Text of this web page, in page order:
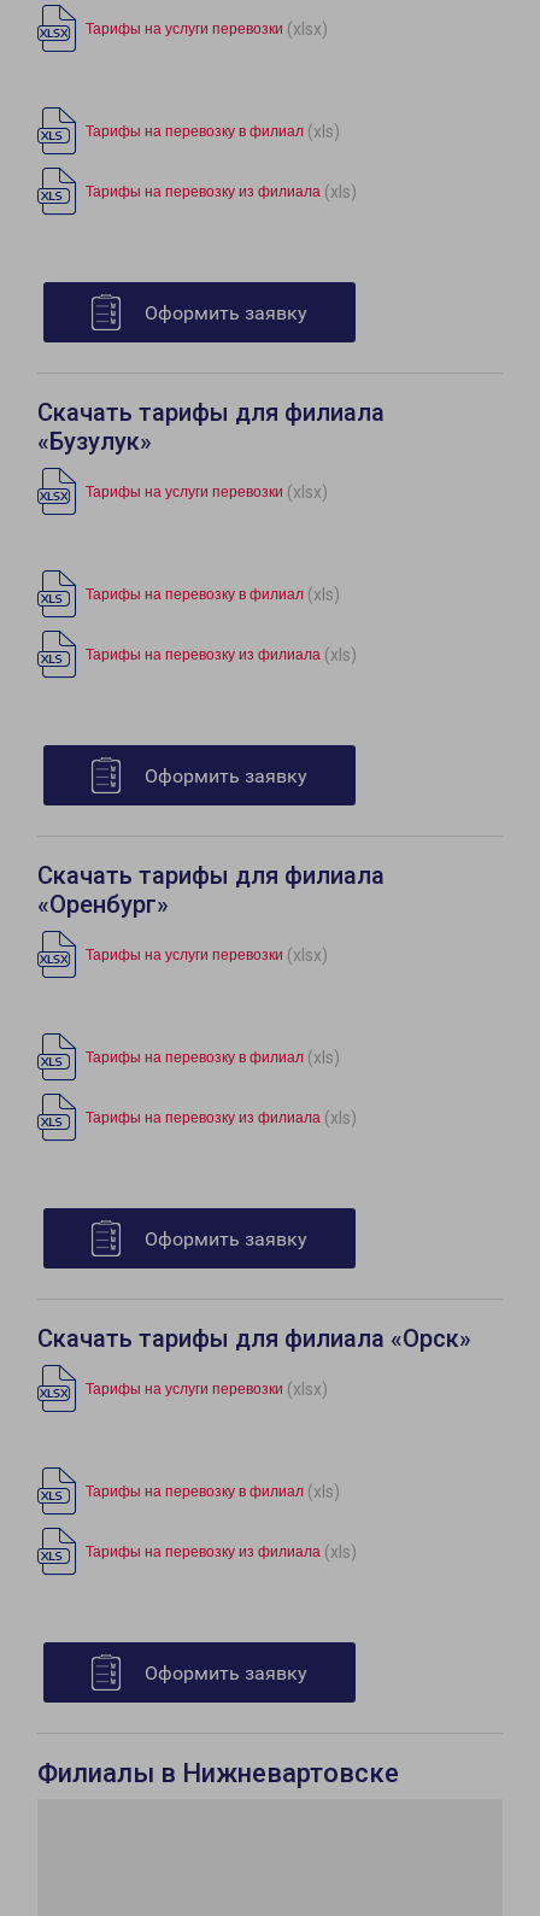
Тарифы на услуги перевозки (xlsx)
Тарифы на перевозку в филиал (xls)
Тарифы на перевозку из филиала (xls)
Оформить заявку
Скачать тарифы для филиала
«Бузулук»
Тарифы на услуги перевозки (xlsx)
Тарифы на перевозку в филиал (xls)
Тарифы на перевозку из филиала (xls)
Оформить заявку
Скачать тарифы для филиала
«Оренбург»
Тарифы на услуги перевозки (xlsx)
Тарифы на перевозку в филиал (xls)
Тарифы на перевозку из филиала (xls)
Оформить заявку
Скачать тарифы для филиала «Орск»
Тарифы на услуги перевозки (xlsx)
Тарифы на перевозку в филиал (xls)
Тарифы на перевозку из филиала (xls)
Оформить заявку
Филиалы в Нижневартовске